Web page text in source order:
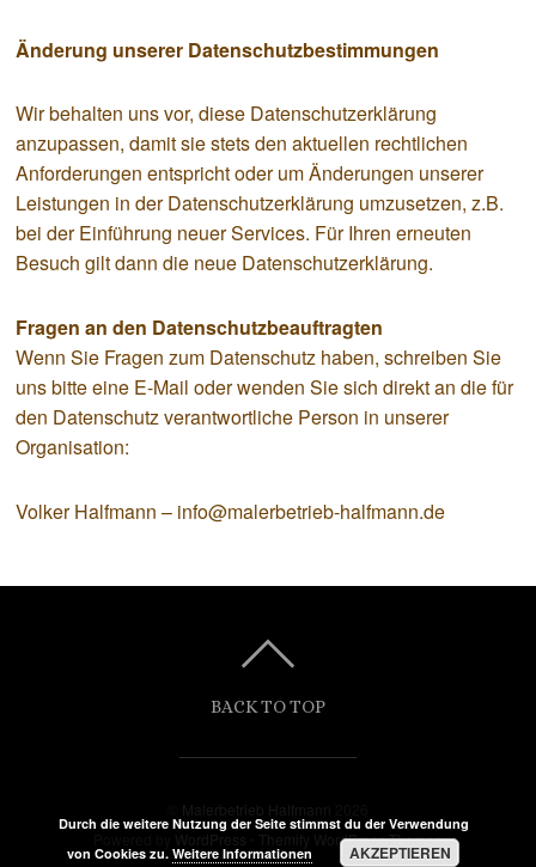
Änderung unserer Datenschutzbestimmungen
Wir behalten uns vor, diese Datenschutzerklärung
anzupassen, damit sie stets den aktuellen rechtlichen
Anforderungen entspricht oder um Änderungen unserer
Leistungen in der Datenschutzerklärung umzusetzen, z.B.
bei der Einführung neuer Services. Für Ihren erneuten
Besuch gilt dann die neue Datenschutzerklärung.
Fragen an den Datenschutzbeauftragten
Wenn Sie Fragen zum Datenschutz haben, schreiben Sie
uns bitte eine E-Mail oder wenden Sie sich direkt an die für
den Datenschutz verantwortliche Person in unserer
Organisation:
Volker Halfmann – info@malerbetrieb-halfmann.de
BACK TO TOP
Themify WordPress Themes
Durch die weitere Nutzung der Seite stimmst du der Verwendung
von Cookies zu.Weitere Informationen AKZEPTIEREN